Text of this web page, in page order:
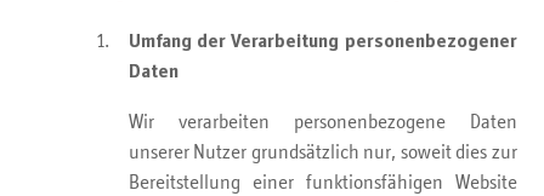
Umfang der Verarbeitung personenbezogener
Daten
Wir verarbeiten personenbezogene Daten
unserer Nutzer grundsätzlich nur, soweit dies zur
Bereitstellung einer funktionsfähigen Website